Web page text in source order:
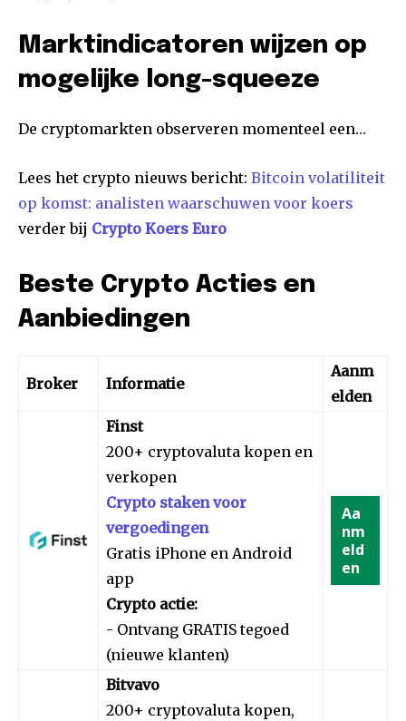
Marktindicatoren wijzen op
mogelijke long-squeeze
De cryptomarkten observeren momenteel een…
Lees het crypto nieuws bericht: Bitcoin volatiliteit
op komst: analisten waarschuwen voor koers
verder bij Crypto Koers Euro
Beste Crypto Acties en
Aanbiedingen
Broker Informatie
Aanm
elden
Finst
200+ cryptovaluta kopen en
verkopen
Crypto staken voor
vergoedingen
Gratis iPhone en Android
app
Crypto actie:
- Ontvang GRATIS tegoed
(nieuwe klanten)
Aa
nm
eld
en
Bitvavo
200+ cryptovaluta kopen,